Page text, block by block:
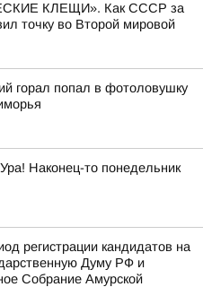
КЛЕЩИ». Как СССР за
точку во Второй мировой
горал попал в фотоловушку
Наконец-то понедельник
регистрации кандидатов на
Думу РФ и
Собрание Амурской